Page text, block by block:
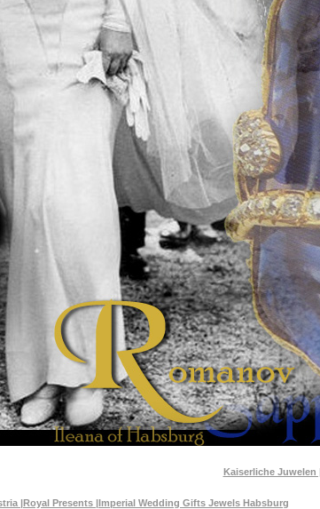
Kaiserliche Juwelen
|Royal Presents |Imperial Wedding Gifts Jewels Habsburg